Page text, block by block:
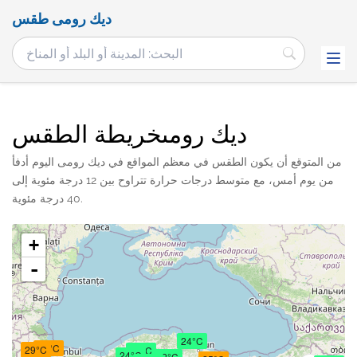
ديك رومى طقس
ديك رومىخريطة الطقس
من المتوقع أن يكون الطقس في معظم المواقع في ديك رومى اليوم أدفأ
من يوم أمس، مع متوسط ​​درجات حرارة تتراوح بين 12 درجة مئوية إلى
40 درجة مئوية.
29°C
24°C
23°C
28°C
+
-